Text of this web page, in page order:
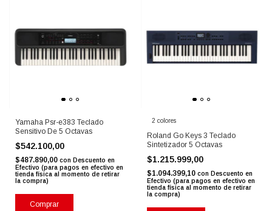
Yamaha Psr-e383 Teclado
Sensitivo De 5 Octavas
$542.100,00
$487.890,00 con Descuento en
Efectivo (para pagos en efectivo en
tienda física al momento de retirar
la compra)
Comprar
2 colores
Roland Go Keys 3 Teclado
Sintetizador 5 Octavas
$1.215.999,00
$1.094.399,10 con Descuento en
Efectivo (para pagos en efectivo en
tienda física al momento de retirar
la compra)